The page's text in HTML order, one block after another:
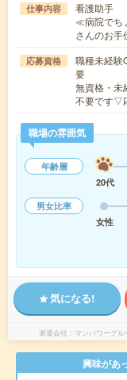
仕事内容
看護助手
≪病院でち
さんのお
応募資格
職種未経験
要
無資格・
不要です▽
職場の雰囲気
年齢層
20代
男女比率
女性
気になる!
派遣会社 マンパワーグ
興味があ